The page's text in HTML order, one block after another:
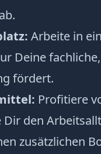
Arbeite in
Deine
fördert.
Profitiere
den
zusätzlichen